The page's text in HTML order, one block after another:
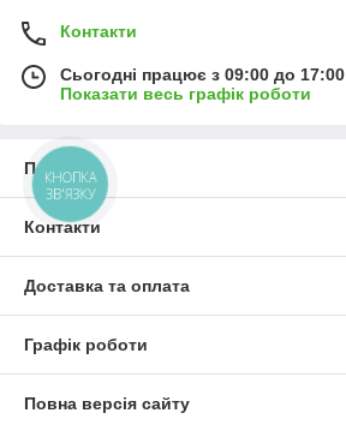
Контакти
Сьогодні працює з 09:00 до 17:00
Показати весь графік роботи
Про нас
Контакти
Доставка та оплата
Графік роботи
Повна версія сайту
КНОПКА
ЗВ'ЯЗКУ